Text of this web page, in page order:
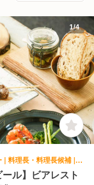
1/4
洋食・西洋料理, 創作・ダイニングバー | 料理長・料理長候補 | Y.Y.G. Brewery & Beer Kitchen
ル】ビアレスト